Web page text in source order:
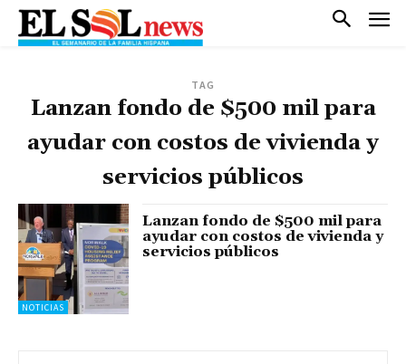
TAG
Lanzan fondo de $500 mil para
ayudar con costos de vivienda y
servicios públicos
NOTICIAS
Lanzan fondo de $500 mil para
ayudar con costos de vivienda y
servicios públicos